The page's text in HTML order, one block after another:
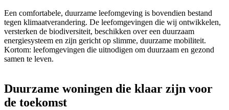
Een comfortabele, duurzame leefomgeving is bovendien bestand
tegen klimaatverandering. De leefomgevingen die wij ontwikkelen,
versterken de biodiversiteit, beschikken over een duurzaam
energiesysteem en zijn gericht op slimme, duurzame mobiliteit.
Kortom: leefomgevingen die uitnodigen om duurzaam en gezond
samen te leven.
Duurzame woningen die klaar zijn voor
de toekomst